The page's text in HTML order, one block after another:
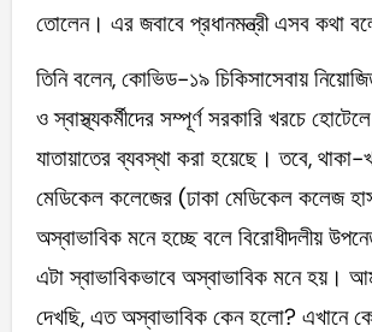
তোলেন। এর জবাবে প্রধানমন্ত্রী এসব কথা
তিনি বলেন, কোভিড-১৯ চিকিসাসেবায়
ও স্বাস্থ্যকর্মীদের সম্পূর্ণ সরকারি খরচে
যাতায়াতের ব্যবস্থা করা হয়েছে। তবে,
মেডিকেল কলেজের (ঢাকা মেডিকেল কলেজ
অস্বাভাবিক মনে হচ্ছে বলে বিরোধীদলীয়
এটা স্বাভাবিকভাবে অস্বাভাবিক মনে হয়।
দেখছি, এত অস্বাভাবিক কেন হলো? এখানে